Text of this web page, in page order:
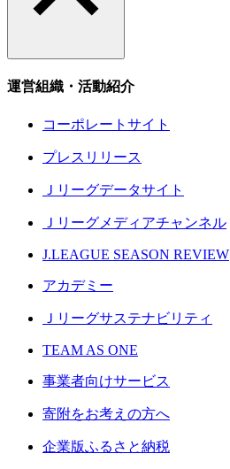
運営組織・活動紹介
コーポレートサイト
プレスリリース
Ｊリーグデータサイト
Ｊリーグメディアチャンネル
J.LEAGUE SEASON REVIEW
アカデミー
Ｊリーグサステナビリティ
TEAM AS ONE
事業者向けサービス
寄附をお考えの方へ
企業版ふるさと納税